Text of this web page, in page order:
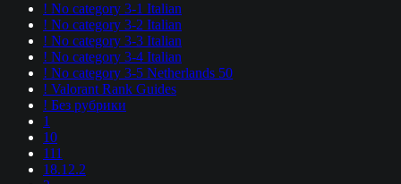
! No category 3-1 Italian
! No category 3-2 Italian
! No category 3-3 Italian
! No category 3-4 Italian
! No category 3-5 Netherlands 50
! Valorant Rank Guides
! Без рубрики
1
10
111
18.12.2